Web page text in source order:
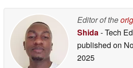
Editor of the
Shida- Tech
published on
2025